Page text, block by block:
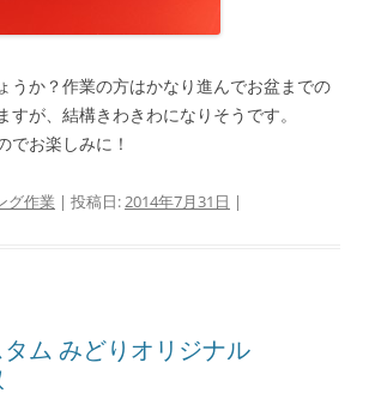
うか？作業の方はかなり進んでお盆までの
すが、結構きわきわになりそうです。
でお楽しみに！
グ作業 | 投稿日:2014年7月31日 |
タム みどりオリジナル